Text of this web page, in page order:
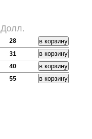
Долл.
28
31
40
55